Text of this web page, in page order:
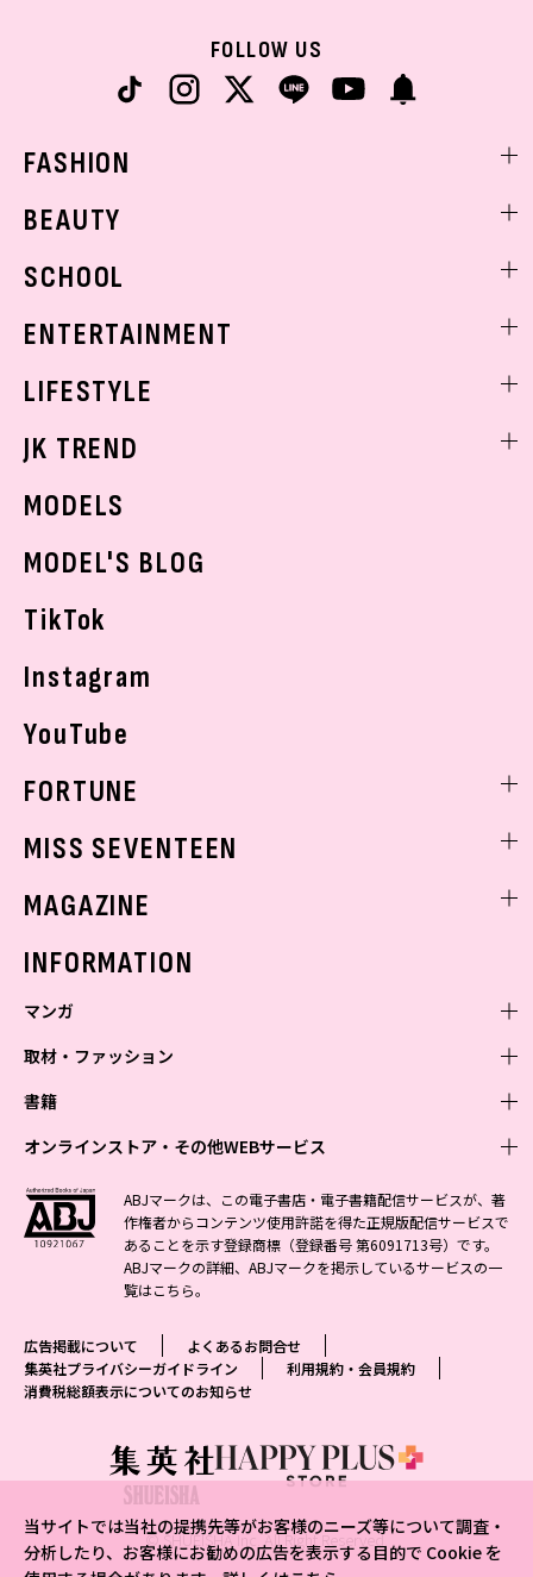
当サイトでは当社の提携先等がお客様のニーズ等について調査・
分析したり、お客様にお勧めの広告を表示する目的で Cookie を
FOLLOW US
FASHION
着回し
BEAUTY
ベストコスメ
ボディケア
SCHOOL
学校ヘアメイク
ENTERTAINMENT
K-POP
LIFESTYLE
モデルの購入品
おでかけ
JK TREND
MODELS
MODEL'S BLOG
TikTok
Instagram
YouTube
FORTUNE
MISS SEVENTEEN
MAGAZINE
INFORMATION
マンガ
少年マンガ
Vジャンプ
最強ジャンプ
少年ジャンプ+
ジャンプTOON
ジャンプルーキー！
S-MANGA
集英社コミック文庫
青年マンガ
ZEBRACK
S-MANGA
集英社ジャンプリミックス
週刊ヤングジャンプ
ヤングジャンプ定期購読デジタル
となりのヤングジャンプ
グランドジャンプ
ウルトラジャンプ
少女マンガ
ZEBRACK
S-MANGA
集英社コミック文庫
マーガレット
別冊マーガレット
リマコミ
マンガMeets
女性マンガ
ジャンプTOON
集英社コミック文庫
マンガMee公式サイト
リマコミ
office YOU
取材・ファッション
ファッション・美容
BAILA
MAQUIA
eclat
T JAPAN
MEN'S NON-NO
集英社オンライン
芸能・情報・スポーツ
週プレNEWS
週プレ グラジャパ!
書籍
文芸・文庫・総合
小説すばる
集英社 文芸ステーション
web 集英社文庫
アジア人物史
学芸・ノンフィクション・新書
1日5分で、明日は変わる よみタイ yomitai
集英社学芸部 - 学芸・ノンフィクション
集英社ビジネス書
集英社新書プラス - 知の水先案内人
kotoba
情報・知識＆オピニオン imidas
ライトノベル・ノベライズ
集英社オレンジ文庫
ダッシュエックス文庫公式サイト
集英社Webマガジン コバルト
集英社の児童図書 S-KIDS.LAND
オンラインストア・その他WEBサービス
オンラインストア
OTO
SHUEISHA MANGA-ART HERITAGE
ジャンプキャラクターズストア
HAPPY PLUS STORE
SHUEISHA VOX
LEEマルシェ
eclat premium
mirabella homme
その他WEBサービス
集英社アドナビ
ABJマークは、この電子書店・電子書籍配信サービスが、著
作権者からコンテンツ使用許諾を得た正規版配信サービスで
あることを示す登録商標（登録番号 第6091713号）です。
ABJマークの詳細、ABJマークを掲示しているサービスの一
覧はこちら。
広告掲載について
よくあるお問合せ
集英社プライバシーガイドライン
利用規約・会員規約
消費税総額表示についてのお知らせ
© SHUEISHA Inc. All Right Reserved.